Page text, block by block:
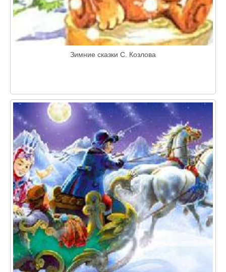
Зимние сказки С. Козлова